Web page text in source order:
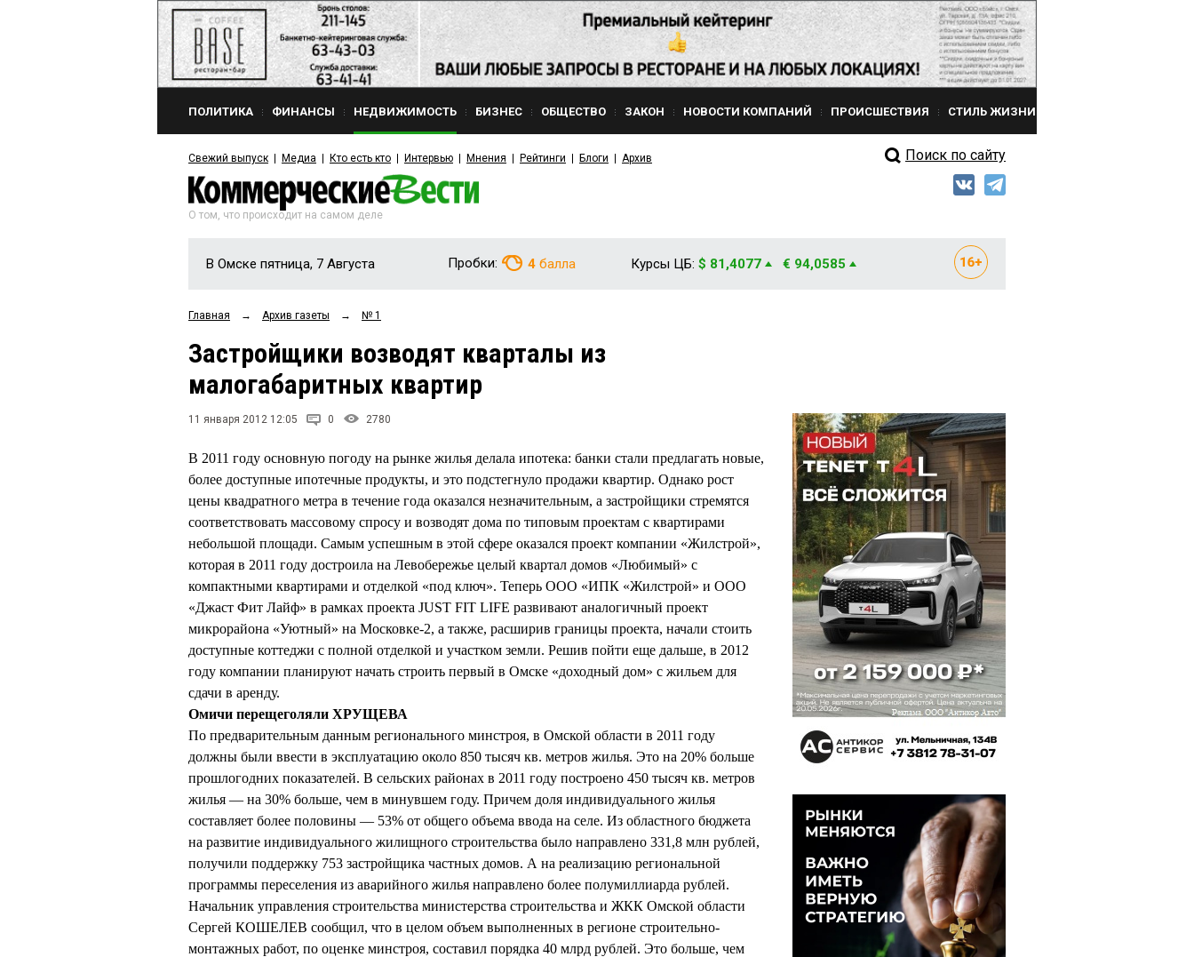
ПОЛИТИКА ФИНАНСЫ НЕДВИЖИМОСТЬ БИЗНЕС ОБЩЕСТВО ЗАКОН НОВОСТИ КОМПАНИЙ ПРОИСШЕСТВИЯ СТИЛЬ ЖИЗНИ
Свежий выпуск Медиа Кто есть кто Интервью Мнения Рейтинги Блоги Архив Поиск по сайту
О том, что происходит на самом деле
В Омске пятница, 7 Августа Пробки: 4 балла Курсы ЦБ: $ 81,4077 € 94,0585
Главная → Архив газеты → № 1
Застройщики возводят кварталы из
малогабаритных квартир
11 января 2012 12:05 0 2780
В 2011 году основную погоду на рынке жилья делала ипотека: банки стали предлагать новые,
более доступные ипотечные продукты, и это подстегнуло продажи квартир. Однако рост
цены квадратного метра в течение года оказался незначительным, а застройщики стремятся
соответствовать массовому спросу и возводят дома по типовым проектам с квартирами
небольшой площади. Самым успешным в этой сфере оказался проект компании «Жилстрой»,
которая в 2011 году достроила на Левобережье целый квартал домов «Любимый» с
компактными квартирами и отделкой «под ключ». Теперь ООО «ИПК «Жилстрой» и ООО
«Джаст Фит Лайф» в рамках проекта JUST FIT LIFE развивают аналогичный проект
микрорайона «Уютный» на Московке-2, а также, расширив границы проекта, начали стоить
доступные коттеджи с полной отделкой и участком земли. Решив пойти еще дальше, в 2012
году компании планируют начать строить первый в Омске «доходный дом» с жильем для
сдачи в аренду.
Омичи перещеголяли ХРУЩЕВА
По предварительным данным регионального минстроя, в Омской области в 2011 году
должны были ввести в эксплуатацию около 850 тысяч кв. метров жилья. Это на 20% больше
прошлогодних показателей. В сельских районах в 2011 году построено 450 тысяч кв. метров
жилья — на 30% больше, чем в минувшем году. Причем доля индивидуального жилья
составляет более половины — 53% от общего объема ввода на селе. Из областного бюджета
на развитие индивидуального жилищного строительства было направлено 331,8 млн рублей,
получили поддержку 753 застройщика частных домов. А на реализацию региональной
программы переселения из аварийного жилья направлено более полумиллиарда рублей.
Начальник управления строительства министерства строительства и ЖКК Омской области
Сергей КОШЕЛЕВ сообщил, что в целом объем выполненных в регионе строительно-
монтажных работ, по оценке минстроя, составил порядка 40 млрд рублей. Это больше, чем